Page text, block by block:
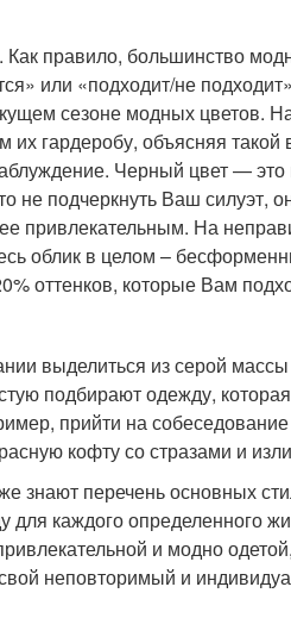
правило, большинство
или «подходит/не
сезоне модных цветов.
их гардеробу, объясняя
Черный цвет —
не подчеркнуть Ваш силуэт,
привлекательным. На
облик в целом –
оттенков, которые Вам
выделиться из серой массы
подбирают одежду,
прийти на
кофту со стразами и
знают перечень основных
для каждого определенного
и модно
неповторимый и